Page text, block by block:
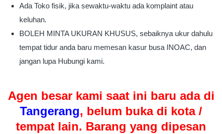
Ada Toko fisik, jika sewaktu-waktu ada komplaint atau
keluhan.
BOLEH MINTA UKURAN KHUSUS, sebaiknya ukur dahulu
tempat tidur anda baru memesan kasur busa INOAC, dan
jangan lupa Hubungi kami.
Agen besar kami saat ini baru ada di
Tangerang, belum buka di kota /
tempat lain. Barang yang dipesan